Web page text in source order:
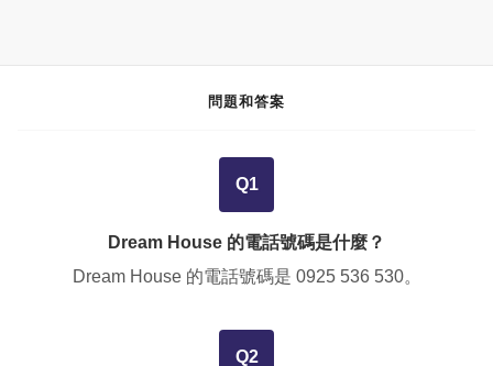
問題和答案
Q1
Dream House 的電話號碼是什麼？
Dream House 的電話號碼是 0925 536 530。
Q2